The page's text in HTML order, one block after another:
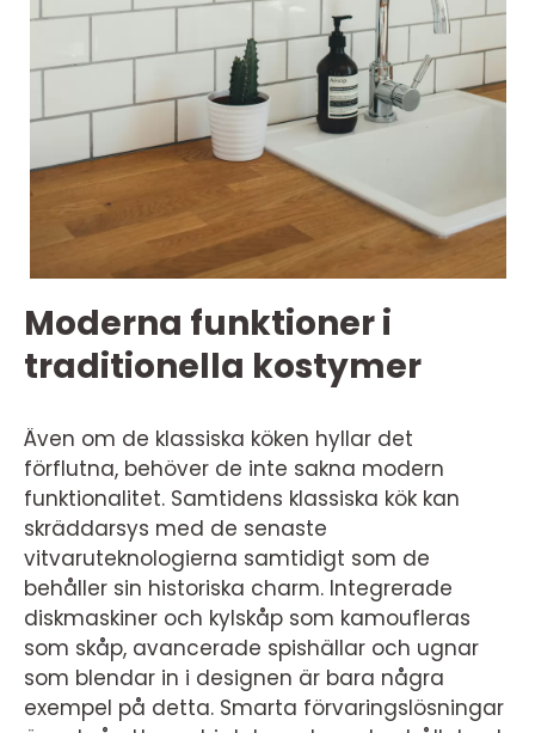
Moderna funktioner i
traditionella kostymer
Även om de klassiska köken hyllar det
förflutna, behöver de inte sakna modern
funktionalitet. Samtidens klassiska kök kan
skräddarsys med de senaste
vitvaruteknologierna samtidigt som de
behåller sin historiska charm. Integrerade
diskmaskiner och kylskåp som kamoufleras
som skåp, avancerade spishällar och ugnar
som blendar in i designen är bara några
exempel på detta. Smarta förvaringslösningar